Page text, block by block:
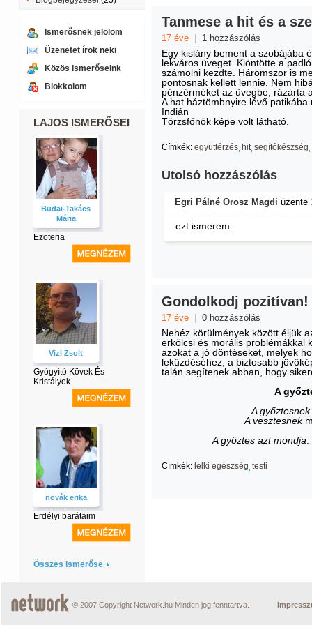
Ismerősnek jelölöm
Üzenetet írok neki
Közös ismerőseink
Blokkolom
LAJOS ISMERŐSEI
Budai-Takács
Mária
Ezoteria
Vizl Zsolt
Gyógyító Kövek És
Kristályok
novák erika
Erdélyi barátaim
Összes ismerőse
Tanmese a hit és a
17 éve 1 hozzászólás
Egy kislány bement a szobájába
lekváros üveget. Kiöntötte a
számolni kezdte. Háromszor is
pontosnak kellett lennie. Nem
pénzérméket az üvegbe, rázárta
A hat háztömbnyire lévő
Indián
Törzsfőnök képe volt látható.
Címkék: együttérzés hit segítőkészség
Utolsó hozzászólás
Egri Pálné Orosz Magdi üzente
ezt ismerem.
Gondolkodj pozitívan!
17 éve 0 hozzászólás
Nehéz körülmények között éljük
erkölcsi és morális problémákkal
azokat a jó döntéseket, melyek
lekűzdéséhez, a biztosabb
talán segítenek abban, hogy
A
A
A vesztesnek
A győztes azt mondja:
Címkék: lelki egészség testi
© 2007 Copyright Network.hu Minden jog fenntartva.